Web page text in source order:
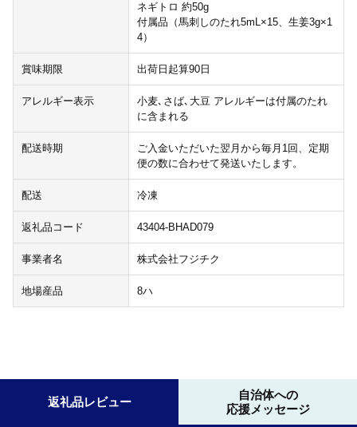
ネギトロ 約50g
付属品（馬刺しのたれ5mL×15、生姜3g×1
4）
賞味期限 出荷日起算90日
アレルギー表示
小麦､さば､大豆 アレルギーは付属のたれ
に含まれる
配送時期
ご入金いただいた翌月から毎月1回、定期
便の数に合わせて発送いたします。
配送 冷凍
返礼品コード 43404-BHAD079
事業者名 株式会社フジチク
地場産品 8ハ
返礼品レビュー
自治体への
応援メッセージ